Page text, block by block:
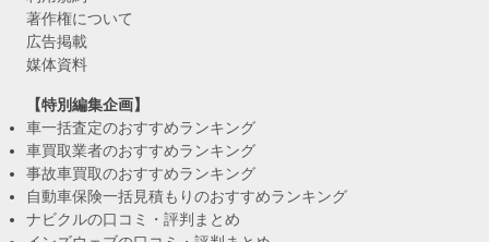
著作権について
広告掲載
媒体資料
【特別編集企画】
車一括査定のおすすめランキング
車買取業者のおすすめランキング
事故車買取のおすすめランキング
自動車保険一括見積もりのおすすめランキング
ナビクルの口コミ・評判まとめ